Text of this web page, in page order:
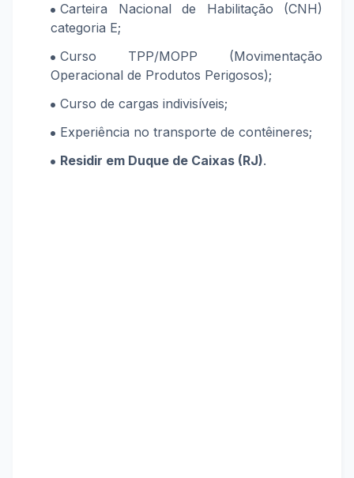
Carteira Nacional de Habilitação (CNH)
categoria E;
Curso TPP/MOPP (Movimentação
Operacional de Produtos Perigosos);
Curso de cargas indivisíveis;
Experiência no transporte de contêineres;
Residir em Duque de Caixas (RJ).